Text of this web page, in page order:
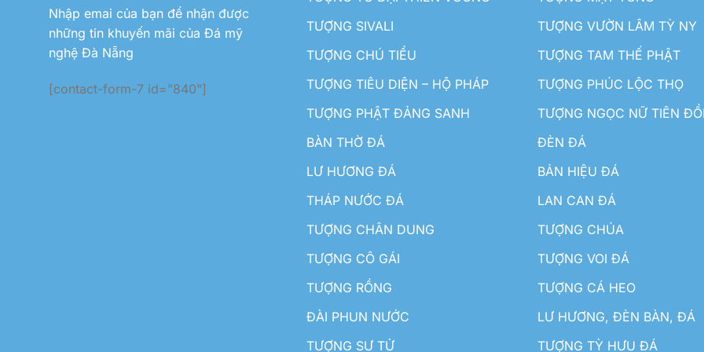
Nhập emai của bạn để nhận được
những tin khuyến mãi của Đá mỹ
nghệ Đà Nẵng
[contact-form-7 id="840"]
TƯỢNG SIVALI
TƯỢNG VƯỜN LÂM TỲ NY
TƯỢNG CHÚ TIỂU
TƯỢNG TAM THẾ PHẬT
TƯỢNG TIÊU DIỆN – HỘ PHÁP
TƯỢNG PHÚC LỘC THỌ
TƯỢNG PHẬT ĐẢNG SANH
TƯỢNG NGỌC NỮ TIÊN
BÀN THỜ ĐÁ
ĐÈN ĐÁ
LƯ HƯƠNG ĐÁ
BẢN HIỆU ĐÁ
THÁP NƯỚC ĐÁ
LAN CAN ĐÁ
TƯỢNG CHÂN DUNG
TƯỢNG CHÚA
TƯỢNG CÔ GÁI
TƯỢNG VOI ĐÁ
TƯỢNG RỒNG
TƯỢNG CÁ HEO
ĐÀI PHUN NƯỚC
LƯ HƯƠNG, ĐÈN BÀN, ĐÁ
TƯỢNG SƯ TỬ
TƯỢNG TỲ HƯU ĐÁ